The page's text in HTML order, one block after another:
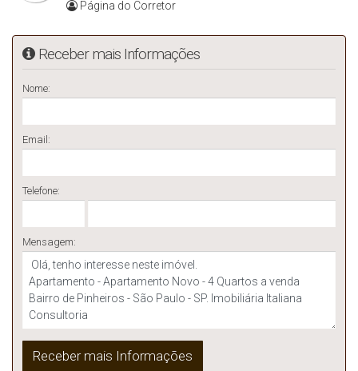
Página do Corretor
Receber mais Informações
Nome:
Email:
Telefone:
Mensagem: